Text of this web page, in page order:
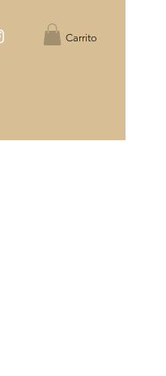
Carrito